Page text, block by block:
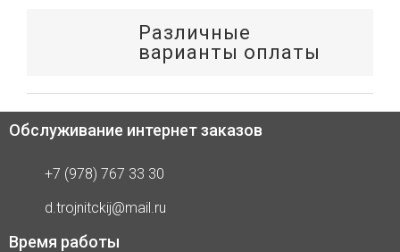
Различные
варианты оплаты
Обслуживание интернет заказов
+7 (978) 767 33 30
d.trojnitckij@mail.ru
Время работы